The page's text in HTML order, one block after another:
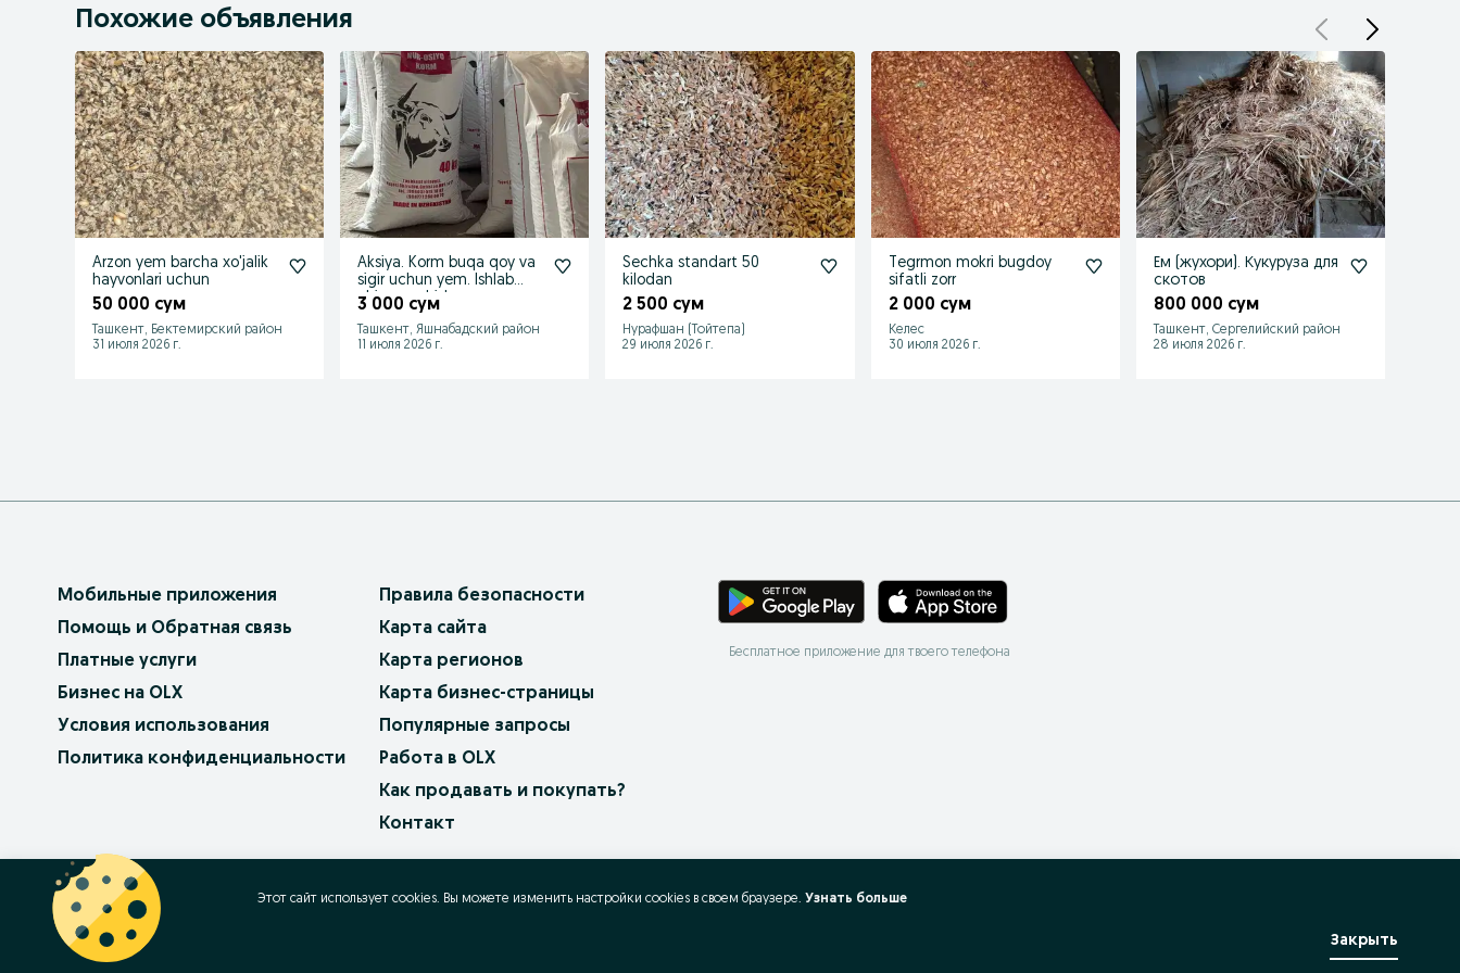
Похожие объявления
Arzon yem barcha xo'jalik
hayvonlari uchun
50 000 сум
Ташкент, Бектемирский район
31 июля 2026 г.
Aksiya. Korm buqa qoy va
sigir uchun yem. Ishlab
chiqaruvchidan
3 000 сум
Ташкент, Яшнабадский район
11 июля 2026 г.
Sechka standart 50
kilodan
2 500 сум
Нурафшан (Тойтепа)
29 июля 2026 г.
Tegrmon mokri bugdoy
sifatli zorr
2 000 сум
Келес
30 июля 2026 г.
Ем (жухори). Кукуруза для
скотов
800 000 сум
Ташкент, Сергелийский район
28 июля 2026 г.
Мобильные приложения
Помощь и Обратная связь
Платные услуги
Бизнес на OLX
Условия использования
Политика конфиденциальности
Правила безопасности
Карта сайта
Карта регионов
Карта бизнес-страницы
Популярные запросы
Работа в OLX
Как продавать и покупать?
Контакт
Бесплатное приложение для твоего телефона
OLX.bg
Этот сайт использует cookies. Вы можете изменить настройки cookies в своeм браузере. Узнать больше
Закрыть